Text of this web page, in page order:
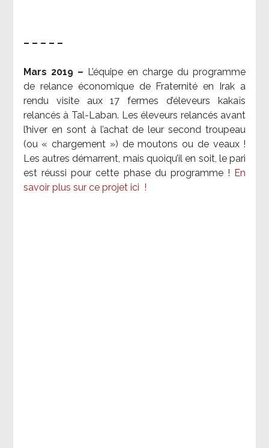
– – – – –
Mars 2019 – L’équipe en charge du programme
de relance économique de Fraternité en Irak a
rendu visite aux 17 fermes d’éleveurs kakaïs
relancés à Tal-Laban. Les éleveurs relancés avant
l’hiver en sont à l’achat de leur second troupeau
(ou « chargement ») de moutons ou de veaux !
Les autres démarrent, mais quoiqu’il en soit, le pari
est réussi pour cette phase du programme ! En
savoir plus sur ce projet ici !